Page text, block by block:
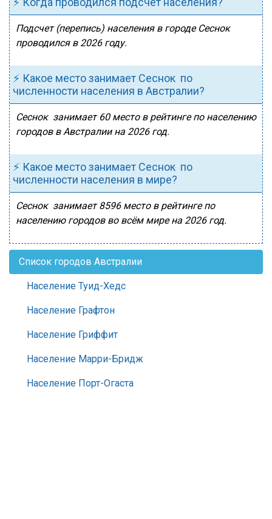
Подсчет (перепись) населения в городе Сеснок
проводился в 2026 году.
⚡ Какое место занимает Сеснок по
численности населения в Австралии?
Сеснок занимает 60 место в рейтинге по населению
городов в Австралии на 2026 год.
⚡ Какое место занимает Сеснок по
численности населения в мире?
Сеснок занимает 8596 место в рейтинге по
населению городов во всём мире на 2026 год.
Список городов Австралии
Население Туид-Хедс
Население Графтон
Население Гриффит
Население Марри-Бридж
Население Порт-Огаста